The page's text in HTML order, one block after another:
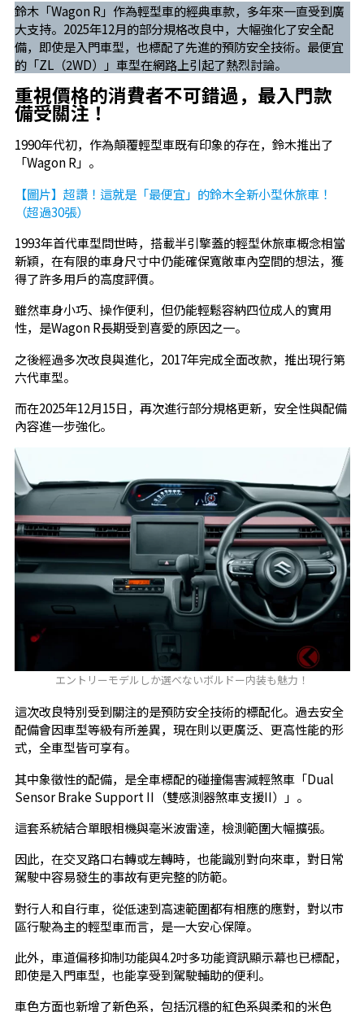
鈴木「Wagon R」作為輕型車的經典車款，多年來一直受到廣
大支持。2025年12月的部分規格改良中，大幅強化了安全配
備，即使是入門車型，也標配了先進的預防安全技術。最便宜
的「ZL（2WD）」車型在網路上引起了熱烈討論。
重視價格的消費者不可錯過，最入門款
備受關注！
1990年代初，作為顛覆輕型車既有印象的存在，鈴木推出了
「Wagon R」。
【圖片】超讚！這就是「最便宜」的鈴木全新小型休旅車！
（超過30張）
1993年首代車型問世時，搭載半引擎蓋的輕型休旅車概念相當
新穎，在有限的車身尺寸中仍能確保寬敞車內空間的想法，獲
得了許多用戶的高度評價。
雖然車身小巧、操作便利，但仍能輕鬆容納四位成人的實用
性，是Wagon R長期受到喜愛的原因之一。
之後經過多次改良與進化，2017年完成全面改款，推出現行第
六代車型。
而在2025年12月15日，再次進行部分規格更新，安全性與配備
內容進一步強化。
エントリーモデルしか選べないボルドー内装も魅力！
這次改良特別受到關注的是預防安全技術的標配化。過去安全
配備會因車型等級有所差異，現在則以更廣泛、更高性能的形
式，全車型皆可享有。
其中象徵性的配備，是全車標配的碰撞傷害減輕煞車「Dual
Sensor Brake Support II（雙感測器煞車支援II）」。
這套系統結合單眼相機與毫米波雷達，檢測範圍大幅擴張。
因此，在交叉路口右轉或左轉時，也能識別對向來車，對日常
駕駛中容易發生的事故有更完整的防範。
對行人和自行車，從低速到高速範圍都有相應的應對，對以市
區行駛為主的輕型車而言，是一大安心保障。
此外，車道偏移抑制功能與4.2吋多功能資訊顯示幕也已標配，
即使是入門車型，也能享受到駕駛輔助的便利。
車色方面也新增了新色系，包括沉穩的紅色系與柔和的米色